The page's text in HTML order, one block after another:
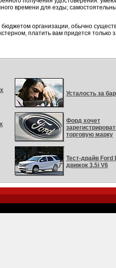
времени для езды;
организации, обычно
платить вам придется
Усталость за
Форд хочет
торговую марку
Тест-драйв Ford
движок 3.5i V6